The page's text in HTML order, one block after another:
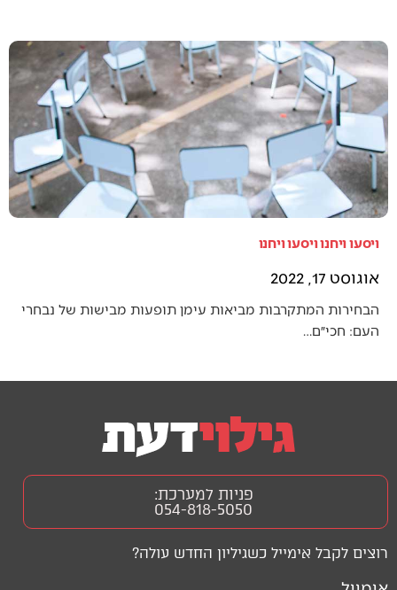
ויסעו ויחנו ויסעו ויחנו
אוגוסט 17, 2022
הבחירות המתקרבות מביאות עימן תופעות מבישות של נבחרי
העם: חכי״ם…
רוצים לקבל אימייל כשגיליון החדש עולה?
פניות למערכת:
054-818-5050